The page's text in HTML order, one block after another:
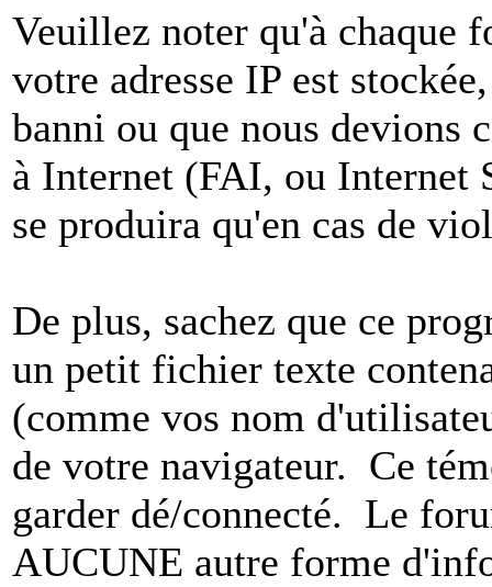
Veuillez noter qu'à chaque
votre adresse IP est
banni ou que nous devions
à Internet (FAI, ou
se produira qu'en cas de
De plus, sachez que ce
un petit fichier texte
(comme vos nom
de votre navigateur. Ce
garder dé/connecté. Le
AUCUNE autre forme